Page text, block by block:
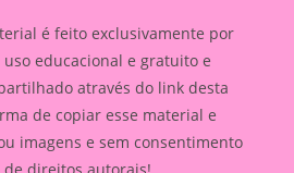
é feito exclusivamente por
educacional e gratuito e
através do link desta
de copiar esse material e
imagens e sem consentimento